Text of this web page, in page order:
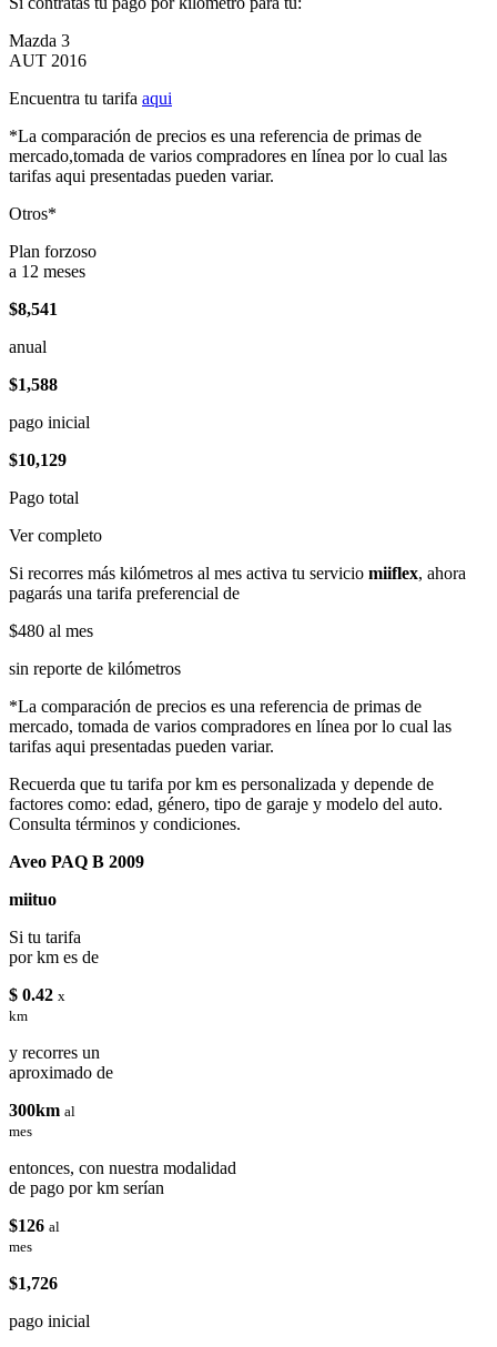
Mazda 3
AUT 2016
Encuentra tu tarifa aqui
*La comparación de precios es una referencia de primas de
mercado,tomada de varios compradores en línea por lo cual las
tarifas aqui presentadas pueden variar.
Otros*
Plan forzoso
a 12 meses
$8,541
anual
$1,588
pago inicial
$10,129
Pago total
Ver completo
Si recorres más kilómetros al mes activa tu servicio miiflex, ahora
pagarás una tarifa preferencial de
$480 al mes
sin reporte de kilómetros
*La comparación de precios es una referencia de primas de
mercado, tomada de varios compradores en línea por lo cual las
tarifas aqui presentadas pueden variar.
Recuerda que tu tarifa por km es personalizada y depende de
factores como: edad, género, tipo de garaje y modelo del auto.
Consulta términos y condiciones.
Aveo PAQ B 2009
miituo
Si tu tarifa
por km es de
$ 0.42 x
km
y recorres un
aproximado de
300km al
mes
entonces, con nuestra modalidad
de pago por km serían
$126 al
mes
$1,726
pago inicial